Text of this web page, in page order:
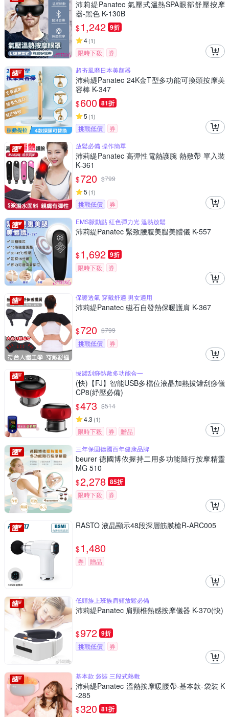
沛莉緹Panatec 氣壓式溫熱SPA眼部舒壓按摩
器-黑色 K-130B
$1,242 9折
4(1)
限時下殺
券
超夯風靡日本美顏器
沛莉緹Panatec 24K金T型多功能可換頭按摩美
容棒 K-347
$600 81折
5 (1)
挑戰低價
券
放鬆必備 操作簡單
沛莉緹Panatec 高彈性電熱護腕 熱敷帶 單入裝
K-361
$720 $799
5 (1)
挑戰低價
券
EMS脈動點 紅色彈力光 溫熱放鬆
沛莉緹Panatec 緊致腰腹美腿美體儀 K-557
$1,692 9折
限時下殺 券
保暖透氣 穿戴舒適 男女適用
沛莉緹Panatec 磁石自發熱保暖護肩 K-367
$720 $799
挑戰低價
券
拔罐刮痧熱敷多功能合一
(快)【FJ】智能USB多檔位液晶加熱拔罐刮痧儀
CP8(紓壓必備)
$473 $514
4.3 (1)
限時下殺 券
贈品
三年保固德國百年健康品牌
beurer 德國博依握持二用多功能隨行按摩精靈
MG 510
$2,278 85折
限時下殺 券
RASTO 液晶顯示48段深層筋膜槍R-ARC005
$1,480
券 贈品
低頭族上班族肩頸放鬆必備
沛莉緹Panatec 肩頸椎熱感按摩儀器 K-370(快)
$972 9折
挑戰低價 券
基本款 袋裝 三段式熱敷
沛莉緹Panatec 溫熱按摩暖腰帶-基本款-袋裝 K
-285
$320 81折